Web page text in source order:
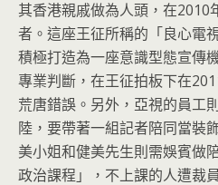
其香港親戚做為人頭，在2010
者。這座王征所稱的「良心電
積極打造為一座意識型態宣傳
專業判斷，在王征拍板下在
荒唐錯誤。另外，亞視的員工
陸，要帶著一組記者陪同當裝
美小姐和健美先生則需娛賓做
政治課程」，不上課的人遭裁